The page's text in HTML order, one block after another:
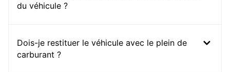
du véhicule ?
Dois-je restituer le véhicule avec le plein de
carburant ?